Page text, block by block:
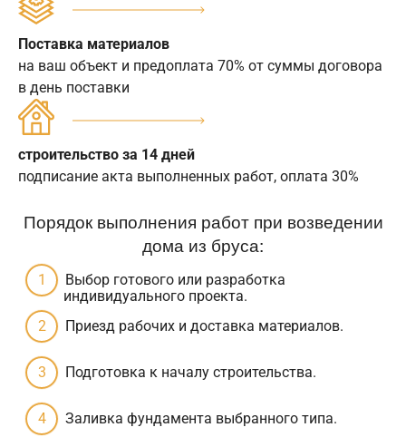
Поставка материалов
на ваш объект и предоплата 70% от суммы договора
в день поставки
строительство за 14 дней
подписание акта выполненных работ, оплата 30%
Порядок выполнения работ при возведении
дома из бруса:
Выбор готового или разработка
индивидуального проекта.
Приезд рабочих и доставка материалов.
Подготовка к началу строительства.
Заливка фундамента выбранного типа.